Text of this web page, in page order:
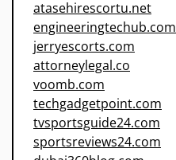
atasehirescortu.net
engineeringtechub.com
jerryescorts.com
attorneylegal.co
voomb.com
techgadgetpoint.com
tvsportsguide24.com
sportsreviews24.com